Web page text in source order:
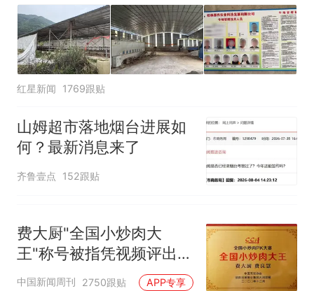
红星新闻 1769跟贴
山姆超市落地烟台进展如
何？最新消息来了
齐鲁壹点 152跟贴
费大厨"全国小炒肉大
王"称号被指凭视频评出
官方回应
中国新闻周刊 2750跟贴 APP专享